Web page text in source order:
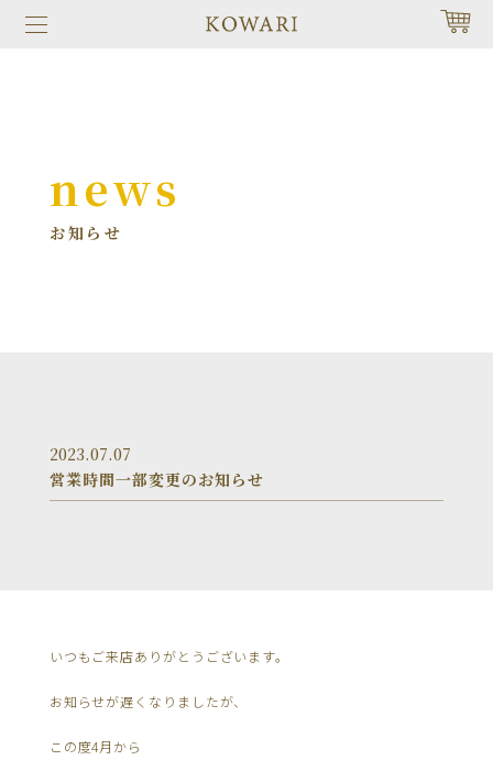
news
お知らせ
2023.07.07
営業時間一部変更のお知らせ
いつもご来店ありがとうございます。
お知らせが遅くなりましたが、
この度4月から